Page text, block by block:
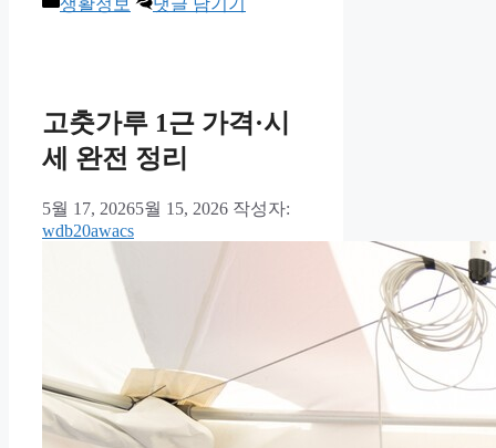
생활정보 댓글 남기기
고춧가루 1근 가격·시
세 완전 정리
5월 17, 20265월 15, 2026 작성자:
wdb20awacs